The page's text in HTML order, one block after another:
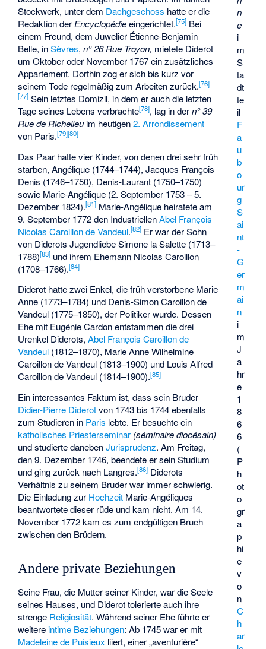
n
e
i
m
S
ta
dt
te
il
F
a
u
b
o
ur
g
S
ai
nt
-
G
er
m
ai
n
i
m
J
a
hr
e
1
8
6
6
(
P
h
ot
o
gr
a
p
hi
e
v
o
n
C
h
ar
Stockwerk, unter dem Dachgeschoss hatte er die
Redaktion der Encyclopédieeingerichtet.[75] Bei
einem Freund, dem Juwelier Étienne-Benjamin
Belle, inSèvres,n° 26 Rue Troyon, mietete Diderot
um Oktober oder November 1767 ein zusätzliches
Appartement. Dorthin zog er sich bis kurz vor
seinem Tode regelmäßig zum Arbeiten zurück.[76]
[77] Sein letztes Domizil, in dem er auch die letzten
Tage seines Lebens verbrachte[78], lag in dern° 39
Rue de Richelieuim heutigen2. Arrondissement
von Paris.[79][80]
Das Paar hatte vier Kinder, von denen drei sehr früh
starben, Angélique (1744–1744), Jacques François
Denis (1746–1750), Denis-Laurant (1750–1750)
sowie Marie-Angélique (2. September 1753 – 5.
Dezember 1824).[81] Marie-Angélique heiratete am
9. September 1772 den IndustriellenAbel François
Nicolas Caroillon de Vandeul.[82] Er war der Sohn
von Diderots Jugendliebe Simone la Salette (1713–
1788)[83] und ihrem Ehemann Nicolas Caroillon
(1708–1766).[84]
Diderot hatte zwei Enkel, die früh verstorbene Marie
Anne (1773–1784) und Denis-Simon Caroillon de
Vandeul (1775–1850), der Politiker wurde. Dessen
Ehe mit Eugénie Cardon entstammen die drei
Urenkel Diderots,Abel François Caroillon de
Vandeul (1812–1870), Marie Anne Wilhelmine
Caroillon de Vandeul (1813–1900) und Louis Alfred
Caroillon de Vandeul (1814–1900).[85]
Ein interessantes Faktum ist, dass sein Bruder
Didier-Pierre Diderotvon 1743 bis 1744 ebenfalls
zum Studieren in Paris lebte. Er besuchte ein
katholisches Priesterseminar (séminaire diocésain)
und studierte danebenJurisprudenz. Am Freitag,
den 9. Dezember 1746, beendete er sein Studium
und ging zurück nach Langres.[86] Diderots
Verhältnis zu seinem Bruder war immer schwierig.
Die Einladung zur Hochzeit Marie-Angéliques
beantwortete dieser rüde und kam nicht. Am 14.
November 1772 kam es zum endgültigen Bruch
zwischen den Brüdern.
Andere private Beziehungen
Seine Frau, die Mutter seiner Kinder, war die Seele
seines Hauses, und Diderot tolerierte auch ihre
strenge Religiosität. Während seiner Ehe führte er
weitere intime Beziehungen: Ab 1745 war er mit
Madeleine de Puisieux liiert, einer „aventurière“